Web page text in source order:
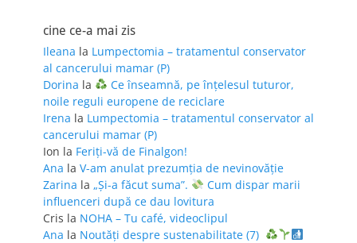
cine ce-a mai zis
Ileana la Lumpectomia – tratamentul conservator
al cancerului mamar (P)
Dorina la
Ce înseamnă, pe înțelesul tuturor,
noile reguli europene de reciclare
Irena la Lumpectomia – tratamentul conservator al
cancerului mamar (P)
Ion la Feriţi-vă de Finalgon!
Ana la V-am anulat prezumția de nevinovăție
Zarina la „Și-a făcut suma”.
Cum dispar marii
influenceri după ce dau lovitura
Cris la NOHA – Tu café, videoclipul
Ana la Noutăți despre sustenabilitate (7)